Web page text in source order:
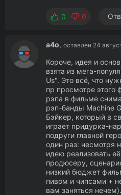
0 0
a4o, оставлен 24
Короче, идея и
взята из мега-
Us". Это всё, что
пр просмотре этого
рэпа в фильме
рэп-банды Machine
Бэйкер, который в
играет придурка-
подруги главной
один раз: несмотря
идею реализовать
продюсеру,
низкий бюджет
пивом и чипсами +
вам заняться